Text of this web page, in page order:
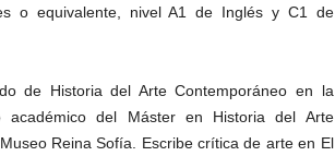
o equivalente, nivel A1 de Inglés y C1 de
de Historia del Arte Contemporáneo en la
académico del Máster en Historia del Arte
Reina Sofía. Escribe crítica de arte en El